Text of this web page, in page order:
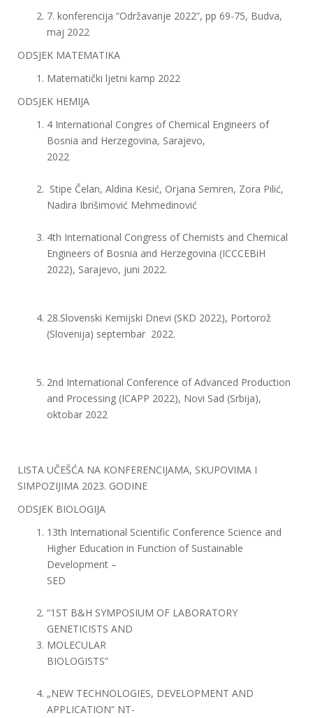
7. konferencija “Održavanje 2022”, pp 69-75, Budva,
maj 2022
ODSJEK MATEMATIKA
Matematički ljetni kamp 2022
ODSJEK HEMIJA
4 International Congres of Chemical Engineers of
Bosnia and Herzegovina, Sarajevo,
2022
Stipe Čelan, Aldina Kesić, Orjana Semren, Zora Pilić,
Nadira Ibrišimović Mehmedinović
4th International Congress of Chemists and Chemical
Engineers of Bosnia and Herzegovina (ICCCEBiH
2022), Sarajevo, juni 2022.
28.Slovenski Kemijski Dnevi (SKD 2022), Portorož
(Slovenija) septembar 2022.
2nd International Conference of Advanced Production
and Processing (ICAPP 2022), Novi Sad (Srbija),
oktobar 2022
LISTA UČEŠĆA NA KONFERENCIJAMA, SKUPOVIMA I
SIMPOZIJIMA 2023. GODINE
ODSJEK BIOLOGIJA
13th International Scientific Conference Science and
Higher Education in Function of Sustainable
Development –
SED
“1ST B&H SYMPOSIUM OF LABORATORY
GENETICISTS AND
MOLECULAR
BIOLOGISTS”
„NEW TECHNOLOGIES, DEVELOPMENT AND
APPLICATION“ NT-